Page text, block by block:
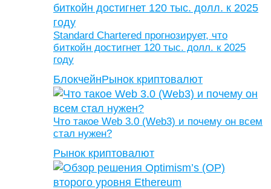
Standard Chartered прогнозирует, что
биткойн достигнет 120 тыс. долл. к 2025
году
БлокчейнРынок криптовалют
Что такое Web 3.0 (Web3) и почему он всем
стал нужен?
Рынок криптовалют